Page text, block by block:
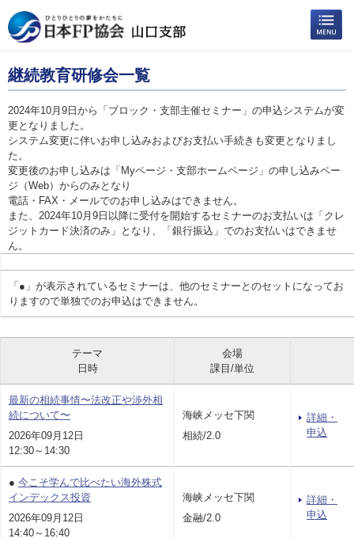
継続教育研修会一覧
2024年10月9日から「ブロック・支部主催セミナー」の申込システムが変
更となりました。
システム変更に伴いお申し込みおよびお支払い手続きも変更となりまし
た。
変更後のお申し込みは「Myページ・支部ホームページ」の申し込みペー
ジ（Web）からのみとなり
電話・FAX・メールでのお申し込みはできません。
また、2024年10月9日以降に受付を開始するセミナーのお支払いは「クレ
ジットカード決済のみ」となり、「銀行振込」でのお支払いはできませ
ん。
「●」が表示されているセミナーは、他のセミナーとのセットになってお
りますので単独でのお申込はできません。
テーマ
日時
会場
課目/単位
最新の相続事情〜法改正や渉外相
続について〜
2026年09月12日
12:30～14:30
海峡メッセ下関
相続/2.0
詳細・
申込
● 今こそ学んで比べたい海外株式
インデックス投資
2026年09月12日
14:40～16:40
海峡メッセ下関
金融/2.0
詳細・
申込